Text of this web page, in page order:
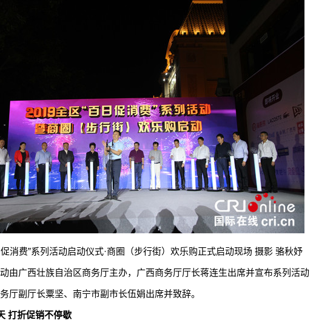
消费”系列活动启动仪式·商圈（步行街）欢乐购正式启动现场 摄影 骆秋妤
广西壮族自治区商务厅主办，广西商务厅厅长蒋连生出席并宣布系列活动
厅副厅长粟坚、南宁市副市长伍娟出席并致辞。
打折促销不停歇